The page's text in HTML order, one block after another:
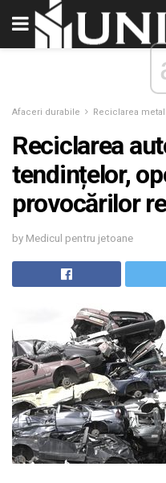
Afaceri durabile Reciclarea
Reciclarea
tendințelor,
provocărilor
by Medicul pentru jetoane